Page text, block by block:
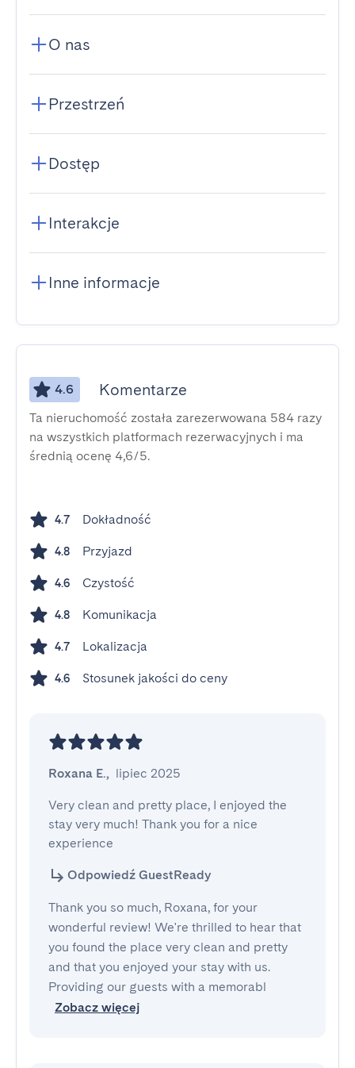
O nas
Przestrzeń
Dostęp
Interakcje
Inne informacje
4.6 Komentarze
Ta nieruchomość została zarezerwowana 584 razy
na wszystkich platformach rezerwacyjnych i ma
średnią ocenę 4,6/5.
4.7 Dokładność
4.8 Przyjazd
4.6 Czystość
4.8 Komunikacja
4.7 Lokalizacja
4.6 Stosunek jakości do ceny
Roxana E., lipiec 2025
Very clean and pretty place, I enjoyed the
stay very much! Thank you for a nice
experience
Odpowiedź GuestReady
Thank you so much, Roxana, for your
wonderful review! We're thrilled to hear that
you found the place very clean and pretty
and that you enjoyed your stay with us.
Providing our guests with a memorabl
Zobacz więcej